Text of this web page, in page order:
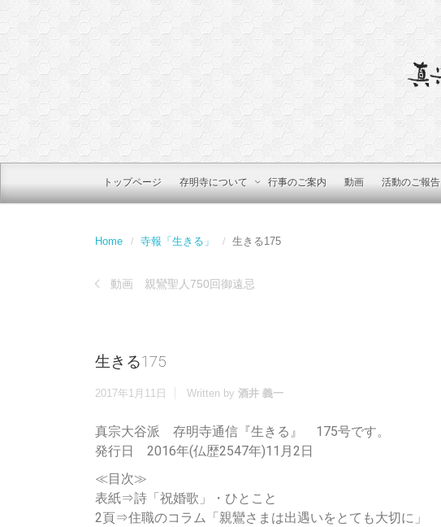
トップページ 存明寺について 行事のご案内 動画 活動のご報告
Home 寺報「生きる」 生きる175
動画 親鸞聖人750回御遠忌
生きる175
2017年1月11日 Written by 酒井 義一
真宗大谷派 存明寺通信『生きる』 175号です。
発行日 2016年(仏歴2547年)11月2日
≪目次≫
表紙⇒詩「祝婚歌」・ひとこと
2頁⇒住職のコラム「親鸞さまは出遇いをとても大切に」